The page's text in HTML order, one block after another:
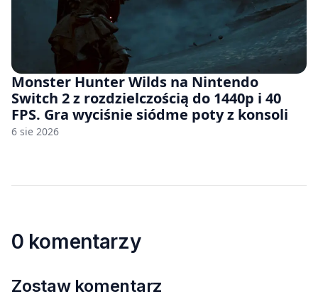
Monster Hunter Wilds na Nintendo
Switch 2 z rozdzielczością do 1440p i 40
FPS. Gra wyciśnie siódme poty z konsoli
6 sie 2026
0 komentarzy
Zostaw komentarz